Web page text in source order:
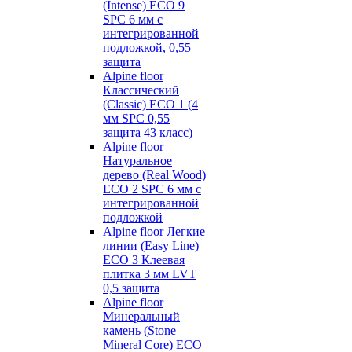
(Intense) ECO 9
SPC 6 мм с
интегрированной
подложкой, 0,55
защита
Alpine floor
Классический
(Classic) ECO 1 (4
мм SPC 0,55
защита 43 класс)
Alpine floor
Натуральное
дерево (Real Wood)
ECO 2 SPC 6 мм с
интегрированной
подложкой
Alpine floor Легкие
линии (Easy Line)
ECO 3 Клеевая
плитка 3 мм LVT
0,5 защита
Alpine floor
Минеральный
камень (Stone
Mineral Core) ECO